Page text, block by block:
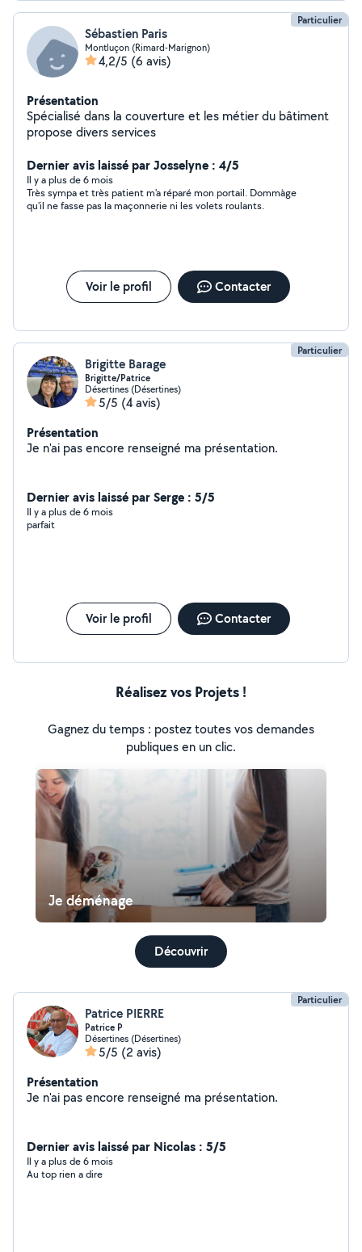
Particulier
Sébastien Paris
Montluçon (Rimard-Marignon)
4,2/5 (6 avis)
Présentation
Spécialisé dans la couverture et les métier du bâtiment
propose divers services
Dernier avis laissé par Josselyne : 4/5
Il y a plus de 6 mois
Très sympa et très patient m'a réparé mon portail. Dommàge
qu'il ne fasse pas la maçonnerie ni les volets roulants.
Voir le profil Contacter
Particulier
Brigitte Barage
Brigitte/Patrice
Désertines (Désertines)
5/5 (4 avis)
Présentation
Je n'ai pas encore renseigné ma présentation.
Dernier avis laissé par Serge : 5/5
Il y a plus de 6 mois
parfait
Voir le profil Contacter
Réalisez vos Projets !
Gagnez du temps : postez toutes vos demandes
publiques en un clic.
Je déménage
Découvrir
Particulier
Patrice PIERRE
Patrice P
Désertines (Désertines)
5/5 (2 avis)
Présentation
Je n'ai pas encore renseigné ma présentation.
Dernier avis laissé par Nicolas : 5/5
Il y a plus de 6 mois
Au top rien a dire